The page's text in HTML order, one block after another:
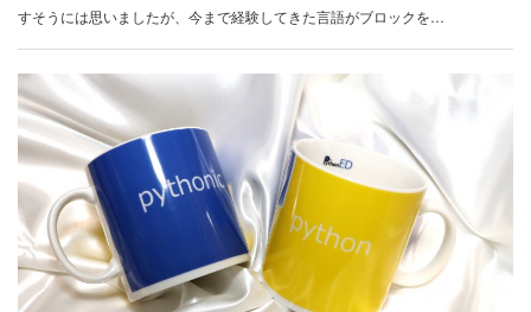
すそうには思いましたが、今まで経験してきた言語がブロックを…